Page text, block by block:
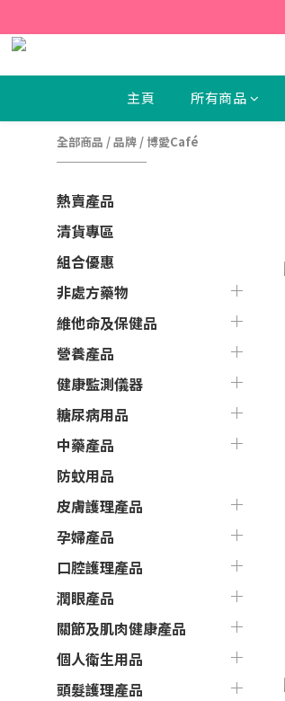
主頁 所有商品
全部商品 /品牌 /博愛Café
熱賣產品
清貨專區
組合優惠
非處方藥物
維他命及保健品
營養產品
健康監測儀器
糖尿病用品
中藥產品
防蚊用品
皮膚護理產品
孕婦產品
口腔護理產品
潤眼產品
關節及肌肉健康產品
個人衛生用品
頭髮護理產品